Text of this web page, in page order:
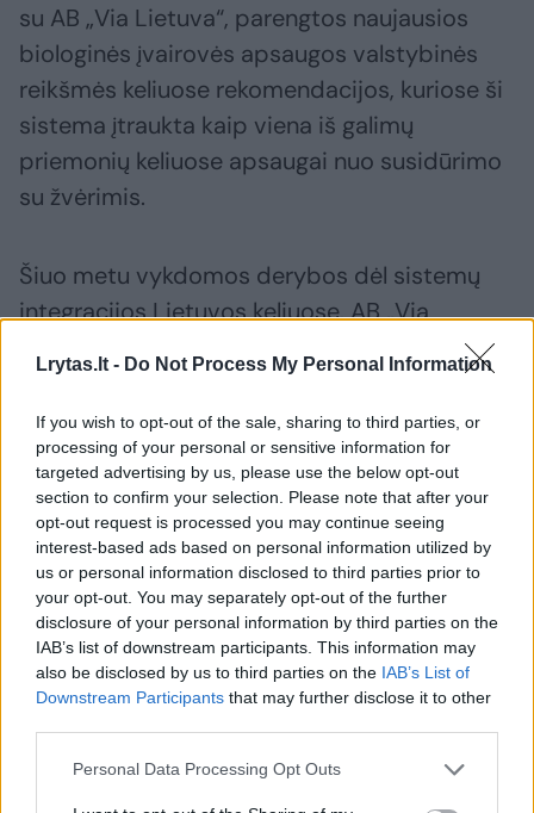
Lrytas.lt - Do Not Process My Personal Information
If you wish to opt-out of the sale, sharing to third parties, or
processing of your personal or sensitive information for
targeted advertising by us, please use the below opt-out
section to confirm your selection. Please note that after your
opt-out request is processed you may continue seeing
interest-based ads based on personal information utilized by
us or personal information disclosed to third parties prior to
your opt-out. You may separately opt-out of the further
disclosure of your personal information by third parties on the
IAB’s list of downstream participants. This information may
also be disclosed by us to third parties on the IAB’s List of
Downstream Participants that may further disclose it to other
Personal Data Processing Opt Outs
su AB „Via Lietuva“, parengtos naujausios
biologinės įvairovės apsaugos valstybinės
reikšmės keliuose rekomendacijos, kuriose ši
sistema įtraukta kaip viena iš galimų
priemonių keliuose apsaugai nuo susidūrimo
su žvėrimis.
Šiuo metu vykdomos derybos dėl sistemų
integracijos Lietuvos keliuose. AB „Via
Lietuva“ įmonės politikoje sukurta programa,
kuri įpareigoja keliuose diegti inovacijas, o
sąrašo prioritetų viršuje – mūsų kuriama
sistema“, – tikina startuolio „Dok inovacija“
vadovas, sistemos kūrėjas D. Pratašius.
Avarijos laukiniai gyvūnai eismo įvykis Rodyti daugiau žymių
Komentuoti po šiuo straipsniu
Prisijunkite prie registruotų vartotojų